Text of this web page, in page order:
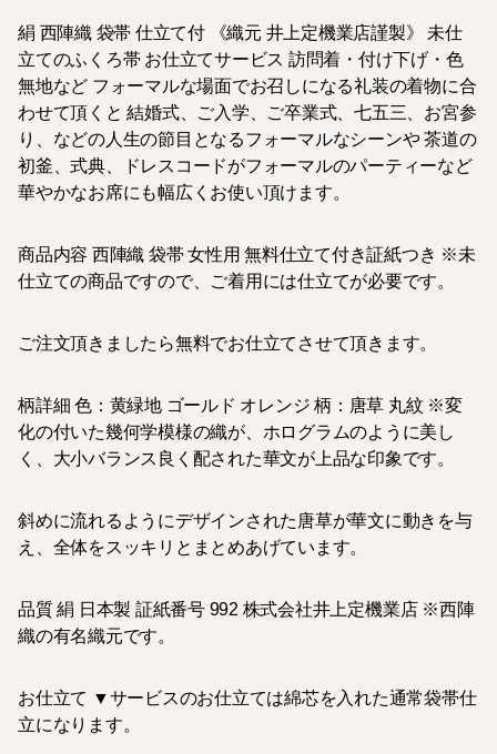
絹 西陣織 袋帯 仕立て付 《織元 井上定機業店謹製》 未仕
立てのふくろ帯 お仕立てサービス 訪問着・付け下げ・色
無地など フォーマルな場面でお召しになる礼装の着物に合
わせて頂くと 結婚式、ご入学、ご卒業式、七五三、お宮参
り、などの人生の節目となるフォーマルなシーンや 茶道の
初釜、式典、ドレスコードがフォーマルのパーティーなど
華やかなお席にも幅広くお使い頂けます。
商品内容 西陣織 袋帯 女性用 無料仕立て付き証紙つき ※未
仕立ての商品ですので、ご着用には仕立てが必要です。
ご注文頂きましたら無料でお仕立てさせて頂きます。
柄詳細 色：黄緑地 ゴールド オレンジ 柄：唐草 丸紋 ※変
化の付いた幾何学模様の織が、ホログラムのように美し
く、大小バランス良く配された華文が上品な印象です。
斜めに流れるようにデザインされた唐草が華文に動きを与
え、全体をスッキリとまとめあげています。
品質 絹 日本製 証紙番号 992 株式会社井上定機業店 ※西陣
織の有名織元です。
お仕立て ▼サービスのお仕立ては綿芯を入れた通常袋帯仕
立になります。